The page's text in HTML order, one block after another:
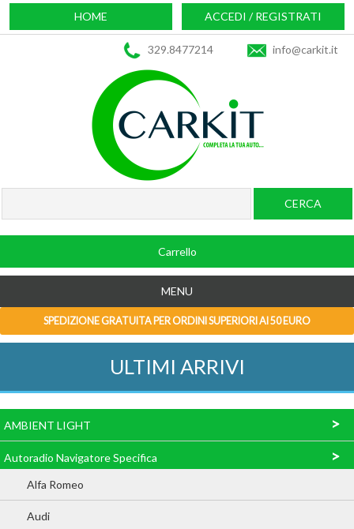
HOME ACCEDI / REGISTRATI
329.8477214 info@carkit.it
Carrello
MENU
SPEDIZIONE GRATUITA PER ORDINI SUPERIORI AI 50 EURO
ULTIMI ARRIVI
AMBIENT LIGHT >
Autoradio Navigatore Specifica >
Alfa Romeo
Audi